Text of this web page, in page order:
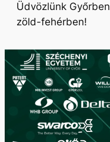
Üdvözlünk
zöld-fehérben!